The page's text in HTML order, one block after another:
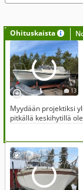
Ohituskaista
13
Myydään projektiksi
pitkällä keskihytillä